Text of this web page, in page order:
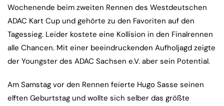
Wochenende beim zweiten Rennen des Westdeutschen
ADAC Kart Cup und gehörte zu den Favoriten auf den
Tagessieg. Leider kostete eine Kollision in den Finalrennen
alle Chancen. Mit einer beeindruckenden Aufholjagd zeigte
der Youngster des ADAC Sachsen e.V. aber sein Potential.
Am Samstag vor den Rennen feierte Hugo Sasse seinen
elften Geburtstag und wollte sich selber das größte